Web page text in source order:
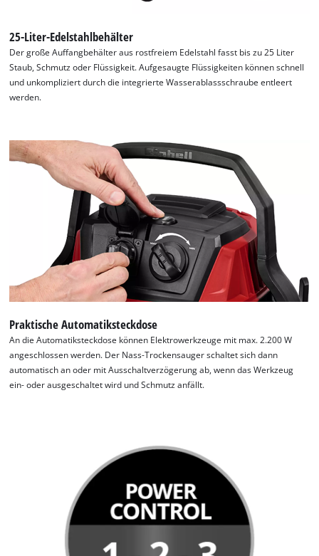
25-Liter-Edelstahlbehälter
Der große Auffangbehälter aus rostfreiem Edelstahl fasst bis zu 25 Liter
Staub, Schmutz oder Flüssigkeit. Aufgesaugte Flüssigkeiten können schnell
und unkompliziert durch die integrierte Wasserablassschraube entleert
werden.
Praktische Automatiksteckdose
An die Automatiksteckdose können Elektrowerkzeuge mit max. 2.200 W
angeschlossen werden. Der Nass-Trockensauger schaltet sich dann
automatisch an oder mit Ausschaltverzögerung ab, wenn das Werkzeug
ein- oder ausgeschaltet wird und Schmutz anfällt.